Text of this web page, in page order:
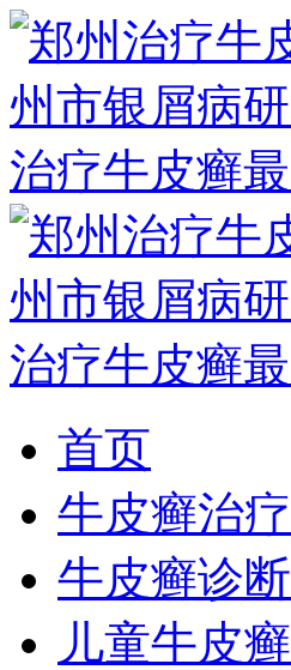
首页
牛皮癣治疗
牛皮癣诊断
儿童牛皮癣